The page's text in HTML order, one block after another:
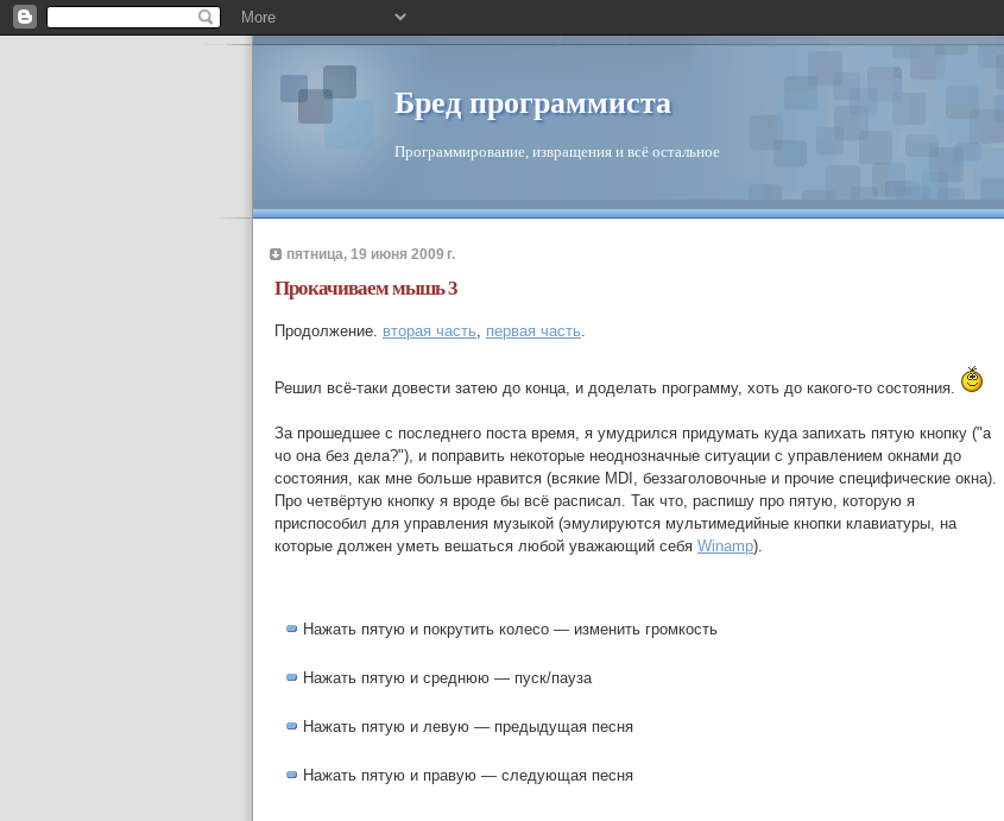
Бред программиста
Программирование, извращения и всё остальное
пятница, 19 июня 2009 г.
Прокачиваем мышь 3
Продолжение. вторая часть, первая часть.
Решил всё-таки довести затею до конца, и доделать программу, хоть до какого-то состояния.
За прошедшее с последнего поста время, я умудрился придумать куда запихать пятую кнопку ("а
чо она без дела?"), и поправить некоторые неоднозначные ситуации с управлением окнами до
состояния, как мне больше нравится (всякие MDI, беззаголовочные и прочие специфические окна).
Про четвёртую кнопку я вроде бы всё расписал. Так что, распишу про пятую, которую я
приспособил для управления музыкой (эмулируются мультимедийные кнопки клавиатуры, на
которые должен уметь вешаться любой уважающий себя Winamp).
Нажать пятую и покрутить колесо — изменить громкость
Нажать пятую и среднюю — пуск/пауза
Нажать пятую и левую — предыдущая песня
Нажать пятую и правую — следующая песня